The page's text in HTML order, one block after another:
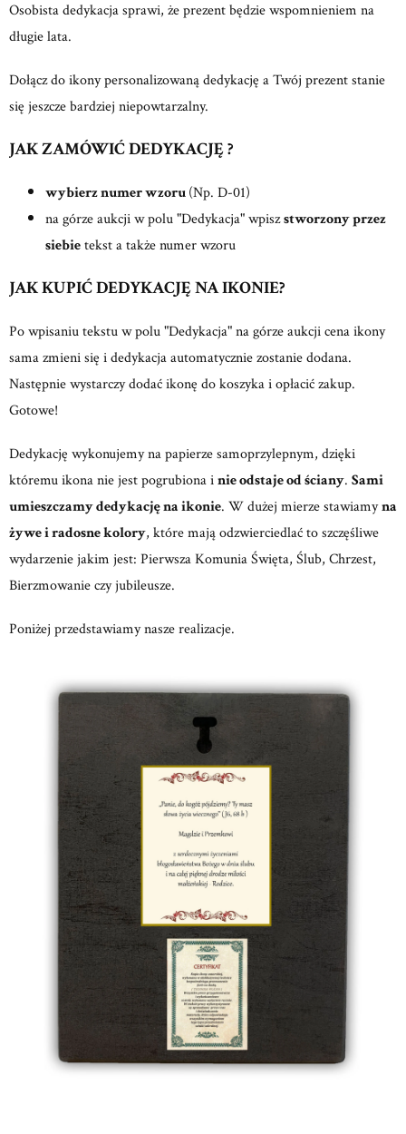
Osobista dedykacja sprawi, że prezent będzie wspomnieniem na
długie lata.
Dołącz do ikony personalizowaną dedykację a Twój prezent stanie
się jeszcze bardziej niepowtarzalny.
JAK ZAMÓWIĆ DEDYKACJĘ ?
wybierz numer wzoru(Np. D-01)
na górze aukcji w polu "Dedykacja" wpiszstworzony przez
siebietekst a także numer wzoru
JAK KUPIĆ DEDYKACJĘ NA IKONIE?
Po wpisaniu tekstu w polu "Dedykacja" na górze aukcji cena ikony
sama zmieni się i dedykacja automatycznie zostanie dodana.
Następnie wystarczy dodać ikonę do koszyka i opłacić zakup.
Gotowe!
Dedykację wykonujemy na papierze samoprzylepnym, dzięki
któremu ikona nie jest pogrubiona inie odstaje od ściany. Sami
umieszczamy dedykację na ikonie. W dużej mierze stawiamyna
żywe i radosne kolory, które mają odzwierciedlać to szczęśliwe
wydarzenie jakim jest: Pierwsza Komunia Święta, Ślub, Chrzest,
Bierzmowanie czy jubileusze.
Poniżej przedstawiamy nasze realizacje.